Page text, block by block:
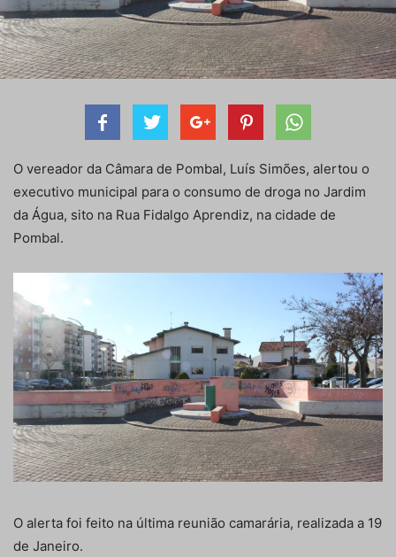
O vereador da Câmara de Pombal, Luís Simões, alertou o
executivo municipal para o consumo de droga no Jardim
da Água, sito na Rua Fidalgo Aprendiz, na cidade de
Pombal.
O alerta foi feito na última reunião camarária, realizada a 19
de Janeiro.